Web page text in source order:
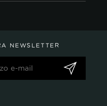
NEWSLETTER